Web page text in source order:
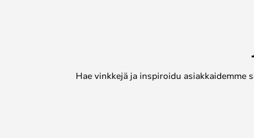
pöydän takana intiimissä
Hae vinkkejä ja inspiroidu